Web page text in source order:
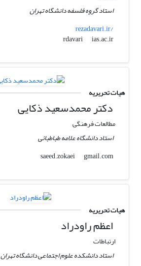
استاد گروه فلسفه دانشگاه تهران
rezadavari.ir/
rdavari
ias.ac.ir
هیات تحریریه
دکتر محمدسعید ذکایی
مطالعات فرهنگی
استاد دانشگاه علامه طباطبائی
saeed.zokaei
gmail.com
هیات تحریریه
اعظم راودراد
ارتباطات
استاد دانشکده علوم اجتماعی دانشگاه تهران